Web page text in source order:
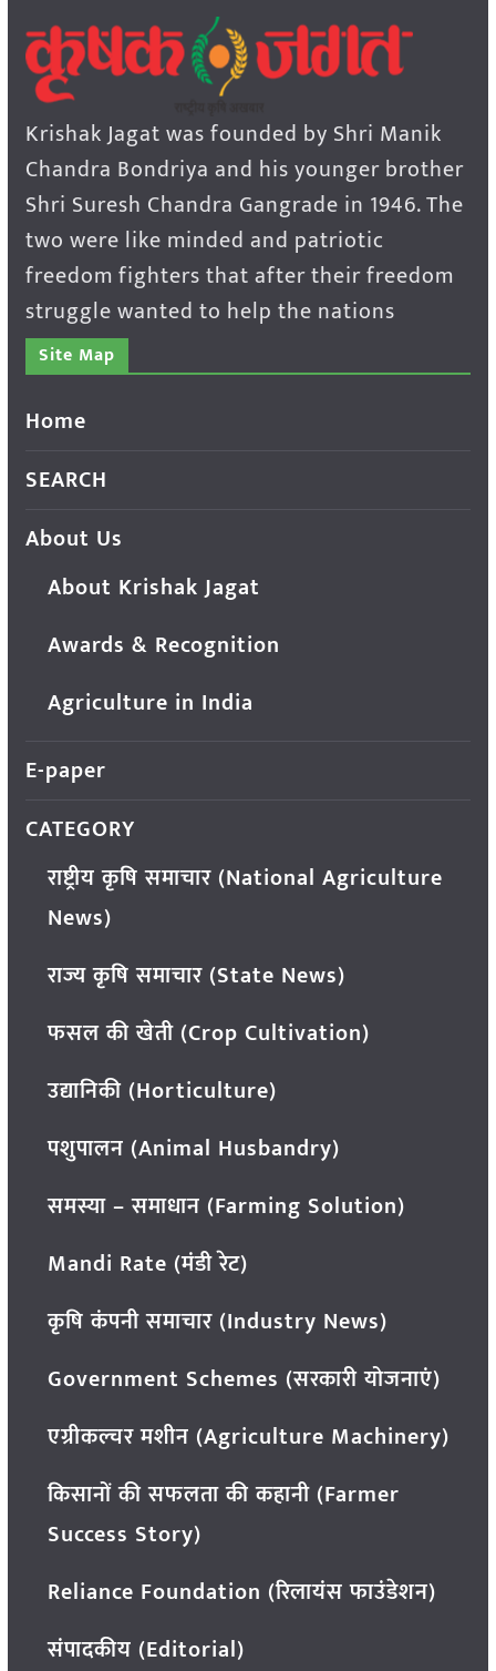
Krishak Jagat was founded by Shri Manik
Chandra Bondriya and his younger brother
Shri Suresh Chandra Gangrade in 1946. The
two were like minded and patriotic
freedom fighters that after their freedom
struggle wanted to help the nations
Site Map
Home
SEARCH
About Us
About Krishak Jagat
Awards & Recognition
Agriculture in India
E-paper
CATEGORY
राष्ट्रीय कृषि समाचार (National Agriculture
News)
राज्य कृषि समाचार (State News)
फसल की खेती (Crop Cultivation)
उद्यानिकी (Horticulture)
पशुपालन (Animal Husbandry)
समस्या – समाधान (Farming Solution)
Mandi Rate (मंडी रेट)
कृषि कंपनी समाचार (Industry News)
Government Schemes (सरकारी योजनाएं)
एग्रीकल्चर मशीन (Agriculture Machinery)
किसानों की सफलता की कहानी (Farmer
Success Story)
Reliance Foundation (रिलायंस फाउंडेशन)
संपादकीय (Editorial)